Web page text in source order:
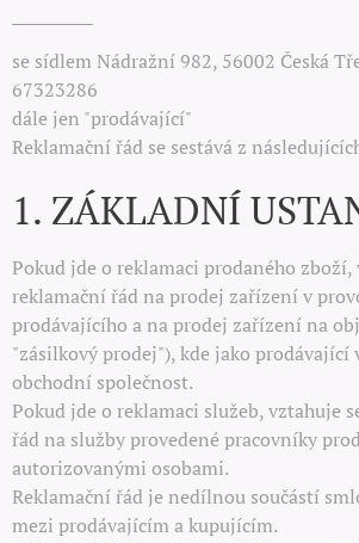
se sídlem Nádražní 982, 56002 Česká
67323286
dále jen "prodávající"
Reklamační řád se sestává z
1. ZÁKLADNÍ
Pokud jde o reklamaci prodaného
reklamační řád na prodej zařízení v
prodávajícího a na prodej zařízení na
"zásilkový prodej"), kde jako prodávající
obchodní společnost.
Pokud jde o reklamaci služeb, vztahuje
řád na služby provedené pracovníky
autorizovanými osobami.
Reklamační řád je nedílnou součástí
mezi prodávajícím a kupujícím.